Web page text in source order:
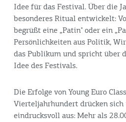
Idee für das Festival. Über die
besonderes Ritual entwickelt:
begrüßt eine „Patin" oder ein
Persönlichkeiten aus Politik,
das Publikum und spricht über
Idee des Festivals.
Die Erfolge von Young Euro
Vierteljahrhundert drücken
eindrucksvoll aus: Mehr als